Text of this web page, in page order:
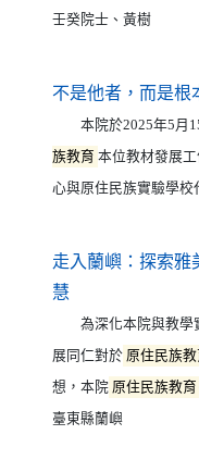
壬癸院士、黃樹
不是他者，而是根
本院於2025年5月15
族教育 本位教材發展
心與原住民族實驗學校
走入蘭嶼：探索雅
慧
為深化本院與教學
展同仁對於 原住民族教
想，本院 原住民族教育
臺東縣蘭嶼